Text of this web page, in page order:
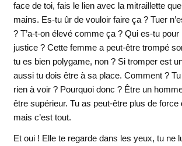
face de toi, fais le lien avec la mitraillette
mains. Es-tu ûr de vouloir faire ça ? Tuer
? T’a-t-on élevé comme ça ? Qui es-tu pour
justice ? Cette femme a peut-être trompé
tu es bien polygame, non ? Si tromper est
aussi tu dois être à sa place. Comment ? Tu
rien à voir ? Pourquoi donc ? Être un
être supérieur. Tu as peut-être plus de force
mais c’est tout.
Et oui ! Elle te regarde dans les yeux, tu ne